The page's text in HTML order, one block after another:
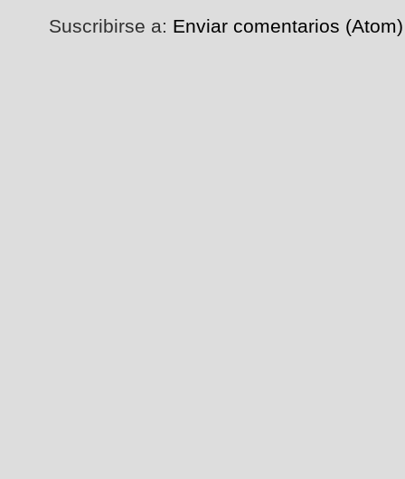
Suscribirse a: Enviar comentarios (Atom)